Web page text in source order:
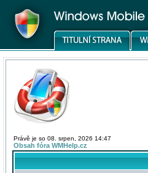
Právě je so 08. srpen, 2026 14:47
Obsah fóra WMHelp.cz